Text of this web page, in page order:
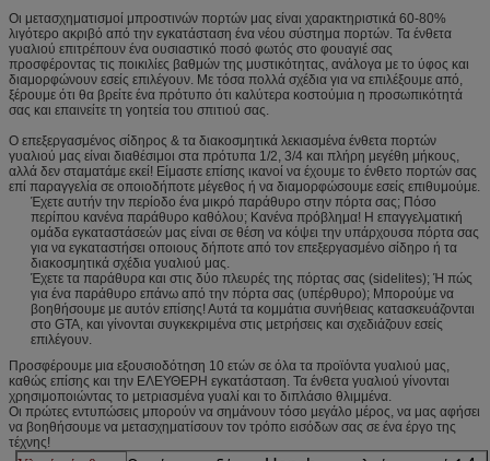
Οι μετασχηματισμοί μπροστινών πορτών μας είναι χαρακτηριστικά 60-80%
λιγότερο ακριβό από την εγκατάσταση ένα νέου σύστημα πορτών. Τα ένθετα
γυαλιού επιτρέπουν ένα ουσιαστικό ποσό φωτός στο φουαγιέ σας
προσφέροντας τις ποικιλίες βαθμών της μυστικότητας, ανάλογα με το ύφος και
διαμορφώνουν εσείς επιλέγουν. Με τόσα πολλά σχέδια για να επιλέξουμε από,
ξέρουμε ότι θα βρείτε ένα πρότυπο ότι καλύτερα κοστούμια η προσωπικότητά
σας και επαινείτε τη γοητεία του σπιτιού σας.
Ο επεξεργασμένος σίδηρος & τα διακοσμητικά λεκιασμένα ένθετα πορτών
γυαλιού μας είναι διαθέσιμοι στα πρότυπα 1/2, 3/4 και πλήρη μεγέθη μήκους,
αλλά δεν σταματάμε εκεί! Είμαστε επίσης ικανοί να έχουμε το ένθετο πορτών σας
επί παραγγελία σε οποιοδήποτε μέγεθος ή να διαμορφώσουμε εσείς επιθυμούμε.
Έχετε αυτήν την περίοδο ένα μικρό παράθυρο στην πόρτα σας; Πόσο
περίπου κανένα παράθυρο καθόλου; Κανένα πρόβλημα! Η επαγγελματική
ομάδα εγκαταστάσεών μας είναι σε θέση να κόψει την υπάρχουσα πόρτα σας
για να εγκαταστήσει οποιους δήποτε από τον επεξεργασμένο σίδηρο ή τα
διακοσμητικά σχέδια γυαλιού μας.
Έχετε τα παράθυρα και στις δύο πλευρές της πόρτας σας (sidelites); Ή πώς
για ένα παράθυρο επάνω από την πόρτα σας (υπέρθυρο); Μπορούμε να
βοηθήσουμε με αυτόν επίσης! Αυτά τα κομμάτια συνήθειας κατασκευάζονται
στο GTA, και γίνονται συγκεκριμένα στις μετρήσεις και σχεδιάζουν εσείς
επιλέγουν.
Προσφέρουμε μια εξουσιοδότηση 10 ετών σε όλα τα προϊόντα γυαλιού μας,
καθώς επίσης και την ΕΛΕΥΘΕΡΗ εγκατάσταση. Τα ένθετα γυαλιού γίνονται
χρησιμοποιώντας το μετριασμένα γυαλί και το διπλάσιο θλιμμένα.
Οι πρώτες εντυπώσεις μπορούν να σημάνουν τόσο μεγάλο μέρος, να μας αφήσει
να βοηθήσουμε να μετασχηματίσουν τον τρόπο εισόδων σας σε ένα έργο της
τέχνης!